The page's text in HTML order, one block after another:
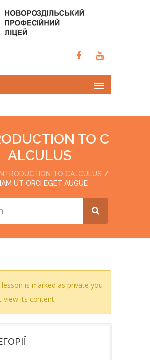
TO C
ALCULUS
INTRODUCTION TO CALCULUS
UT ORCI EGET AUGUE
lesson is marked as private you
view its content.